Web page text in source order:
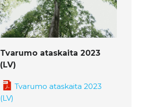
Tvarumo ataskaita 2023
(LV)
Tvarumo ataskaita 2023
(LV)